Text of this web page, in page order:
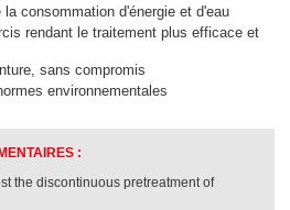
consommation d'énergie et d'eau
rendant le traitement plus efficace et
sans compromis
environnementales
:
the discontinuous pretreatment of